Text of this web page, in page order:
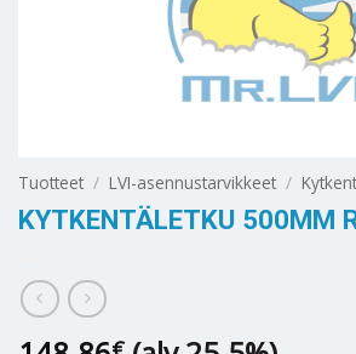
Tuotteet / LVI-asennustarvikkeet /
KYTKENTÄLETKU 500MM